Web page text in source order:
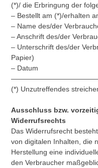
(*)/ die Erbringung der
– Bestellt am (*)/erhalten
– Name des/der
– Anschrift des/der
– Unterschrift des/der
Papier)
– Datum
(*) Unzutreffendes
Ausschluss bzw.
Widerrufsrechts
Das Widerrufsrecht
von digitalen Inhalten, die
Herstellung eine
den Verbraucher